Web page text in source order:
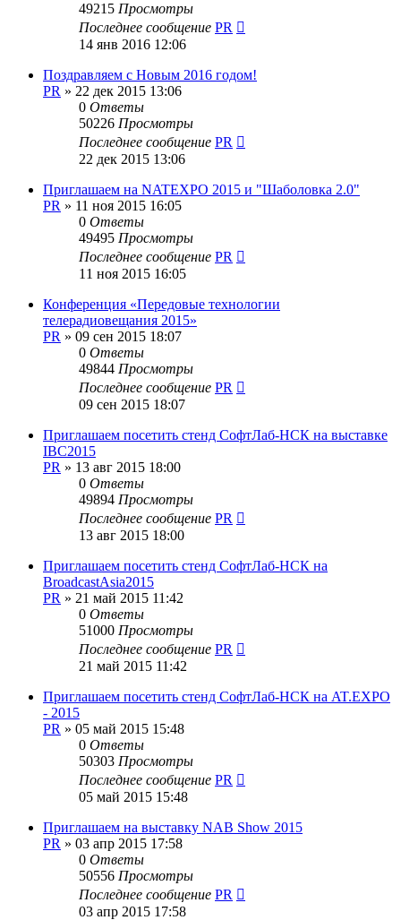
49215 Просмотры
Последнее сообщение PR
14 янв 2016 12:06
Поздравляем с Новым 2016 годом!
PR » 22 дек 2015 13:06
0 Ответы
50226 Просмотры
Последнее сообщение PR
22 дек 2015 13:06
Приглашаем на NATEXPO 2015 и "Шаболовка 2.0"
PR » 11 ноя 2015 16:05
0 Ответы
49495 Просмотры
Последнее сообщение PR
11 ноя 2015 16:05
Конференция «Передовые технологии
телерадиовещания 2015»
PR » 09 сен 2015 18:07
0 Ответы
49844 Просмотры
Последнее сообщение PR
09 сен 2015 18:07
Приглашаем посетить стенд СофтЛаб-НСК на выставке
IBC2015
PR » 13 авг 2015 18:00
0 Ответы
49894 Просмотры
Последнее сообщение PR
13 авг 2015 18:00
Приглашаем посетить стенд СофтЛаб-НСК на
BroadcastAsia2015
PR » 21 май 2015 11:42
0 Ответы
51000 Просмотры
Последнее сообщение PR
21 май 2015 11:42
Приглашаем посетить стенд СофтЛаб-НСК на AT.EXPO
- 2015
PR » 05 май 2015 15:48
0 Ответы
50303 Просмотры
Последнее сообщение PR
05 май 2015 15:48
Приглашаем на выставку NAB Show 2015
PR » 03 апр 2015 17:58
0 Ответы
50556 Просмотры
Последнее сообщение PR
03 апр 2015 17:58